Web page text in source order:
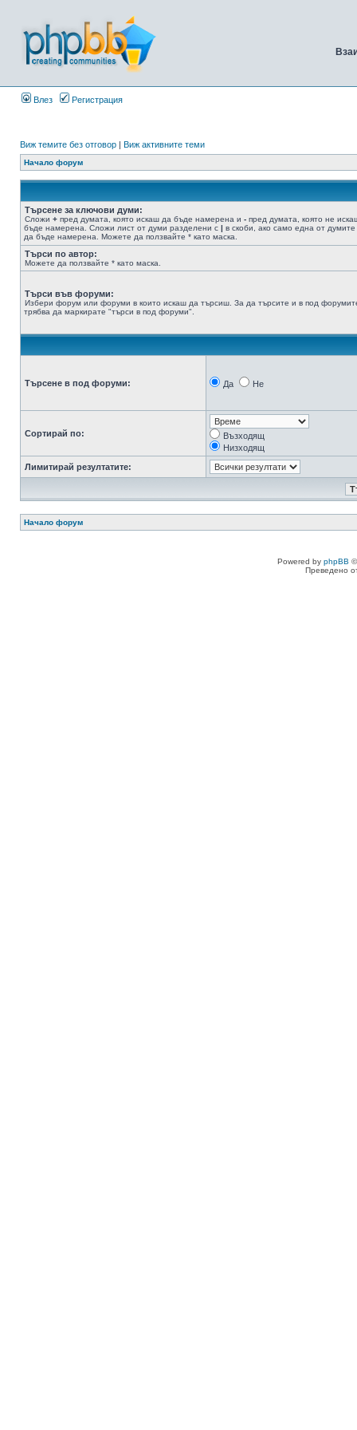
Влез Регистрация
Виж темите без отговор | Виж активните теми
Начало форум
Търсене за ключови думи:
Сложи + пред думата, която искаш да бъде намерена и - пред думата, която не
бъде намерена. Сложи лист от думи разделени с | в скоби, ако само една от думите
да бъде намерена. Можете да ползвайте * като маска.
Търси по автор:
Можете да ползвайте * като маска.
Търси във форуми:
Избери форум или форуми в които искаш да търсиш. За да търсите и в под
трябва да маркирате "търси в под форуми".
Търсене в под форуми: Да Не
Сортирай по:
Възходящ
Низходящ
Лимитирай резултатите:
Начало форум
Powered by phpBB
Преведено